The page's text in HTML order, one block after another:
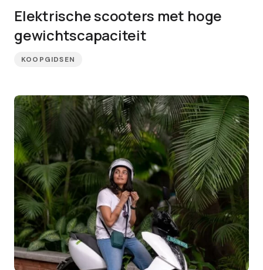
Elektrische scooters met hoge
gewichtscapaciteit
KOOPGIDSEN